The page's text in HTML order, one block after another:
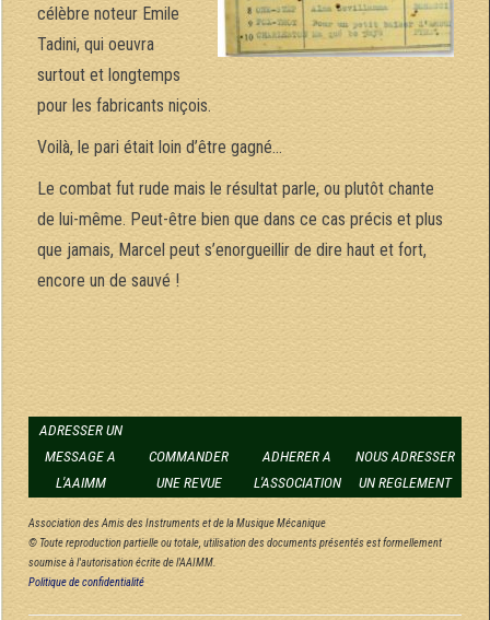
célèbre noteur Emile
Tadini, qui oeuvra
surtout et longtemps
pour les fabricants niçois.
Voilà, le pari était loin d’être gagné…
Le combat fut rude mais le résultat parle, ou plutôt chante
de lui-même. Peut-être bien que dans ce cas précis et plus
que jamais, Marcel peut s’enorgueillir de dire haut et fort,
encore un de sauvé !
ADRESSER UN
MESSAGE A
L'AAIMM
COMMANDER
UNE REVUE
ADHERER A
L'ASSOCIATION
NOUS ADRESSER
UN REGLEMENT
Association des Amis des Instruments et de la Musique Mécanique
© Toute reproduction partielle ou totale, utilisation des documents présentés est formellement
soumise à l'autorisation écrite de l'AAIMM.
Politique de confidentialité